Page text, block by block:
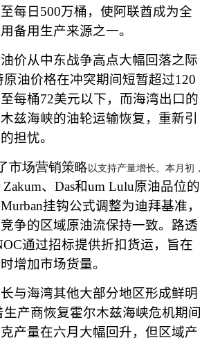
每日500万桶，使阿联酋成为全
备用生产来源之一。
价从中东战争高点大幅回落之际
原油价格在冲突期间短暂超过120
每桶72美元以下，而海湾出口的
兹海峡的油轮运输恢复，重新引
担忧。
市场营销策略以支持产量增长。本月初，
Zakum、 Das和um Lulu原油品位的
Murban挂钩公式调整为迪拜基准，
争的区域原油流保持一致。路透
通过招标提供折扣货运，旨在
增加市场货量。
与海湾其他大部分地区形成鲜明
生产商恢复霍尔木兹海峡危机期间
产量在六月大幅回升，但区域产